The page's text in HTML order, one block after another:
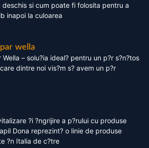
deschis si cum poate fi folosita pentru a
inapoi la culoarea
wella
– solu?ia ideal? pentru un p?r s?n?tos
dintre noi vis?m s? avem un p?r
?i ?ngrijire a p?rului cu produse
Dona reprezint? o linie de produse
?n Italia de c?tre